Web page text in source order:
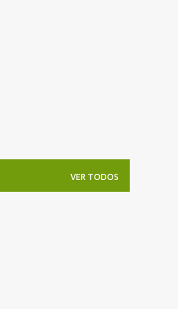
VER TODOS